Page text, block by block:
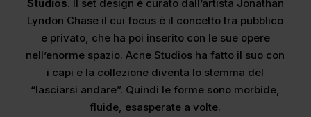
Studios. Il set design è curato dall’artista Jonathan
Lyndon Chase il cui focus è il concetto tra pubblico
e privato, che ha poi inserito con le sue opere
nell’enorme spazio. Acne Studios ha fatto il suo con
i capi e la collezione diventa lo stemma del
“lasciarsi andare”. Quindi le forme sono morbide,
fluide, esasperate a volte.